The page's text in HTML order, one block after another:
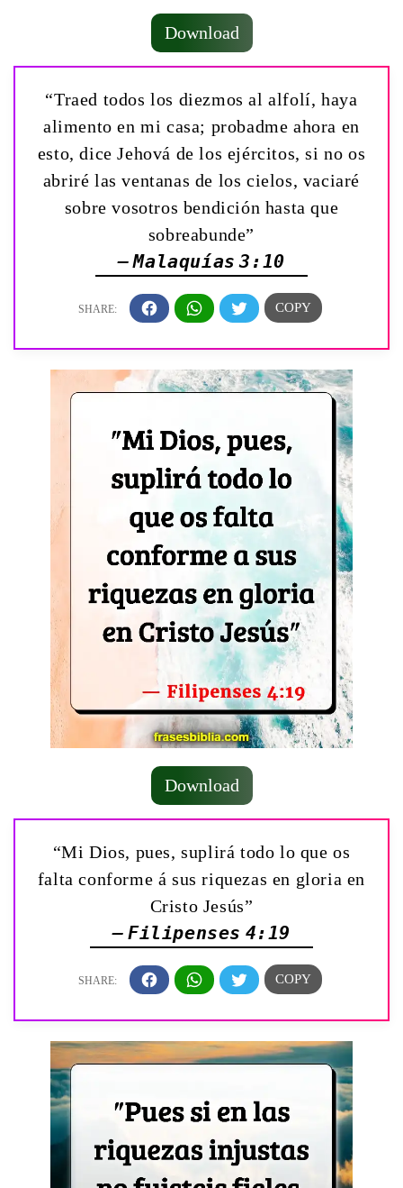
Download
“Traed todos los diezmos al alfolí, haya
alimento en mi casa; probadme ahora en
esto, dice Jehová de los ejércitos, si no os
abriré las ventanas de los cielos, vaciaré
sobre vosotros bendición hasta que
sobreabunde”
— Malaquías 3:10
Download
“Mi Dios, pues, suplirá todo lo que os
falta conforme á sus riquezas en gloria en
Cristo Jesús”
— Filipenses 4:19